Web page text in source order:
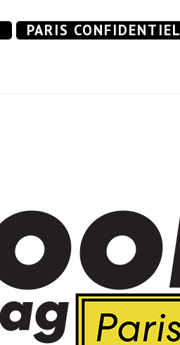
PARIS CONFIDENTIEL